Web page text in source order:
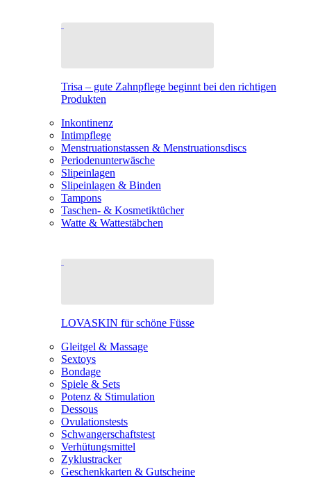
Trisa – gute Zahnpflege beginnt bei den richtigen
Produkten
Inkontinenz
Intimpflege
Menstruationstassen & Menstruationsdiscs
Periodenunterwäsche
Slipeinlagen
Slipeinlagen & Binden
Tampons
Taschen- & Kosmetiktücher
Watte & Wattestäbchen
LOVASKIN für schöne Füsse
Gleitgel & Massage
Sextoys
Bondage
Spiele & Sets
Potenz & Stimulation
Dessous
Ovulationstests
Schwangerschaftstest
Verhütungsmittel
Zyklustracker
Geschenkkarten & Gutscheine